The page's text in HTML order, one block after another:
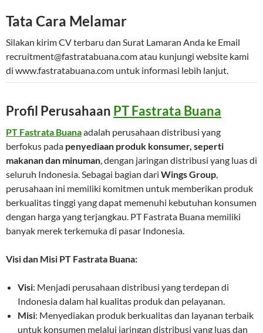
Tata Cara Melamar
Silakan kirim CV terbaru dan Surat Lamaran Anda ke Email
recruitment@fastratabuana.comatau kunjungi website kami
di www.fastratabuana.com untuk informasi lebih lanjut.
Profil Perusahaan PT Fastrata Buana
PT Fastrata Buanaadalah perusahaan distribusi yang
berfokus pada penyediaan produk konsumer, seperti
makanan dan minuman, dengan jaringan distribusi yang luas di
seluruh Indonesia. Sebagai bagian dari Wings Group,
perusahaan ini memiliki komitmen untuk memberikan produk
berkualitas tinggi yang dapat memenuhi kebutuhan konsumen
dengan harga yang terjangkau. PT Fastrata Buana memiliki
banyak merek terkemuka di pasar Indonesia.
Visi dan Misi PT Fastrata Buana:
Visi: Menjadi perusahaan distribusi yang terdepan di
Indonesia dalam hal kualitas produk dan pelayanan.
Misi: Menyediakan produk berkualitas dan layanan terbaik
untuk konsumen melalui jaringan distribusi yang luas dan